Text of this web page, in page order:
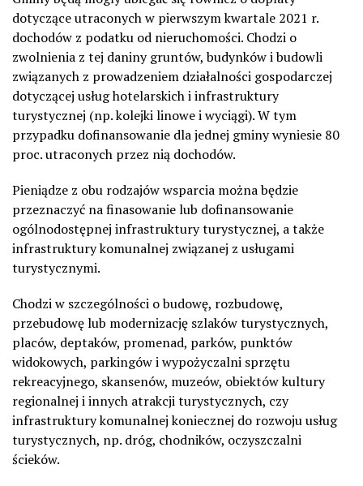
dotyczące utraconych w pierwszym kwartale 2021 r.
dochodów z podatku od nieruchomości. Chodzi o
zwolnienia z tej daniny gruntów, budynków i budowli
związanych z prowadzeniem działalności gospodarczej
dotyczącej usług hotelarskich i infrastruktury
turystycznej (np. kolejki linowe i wyciągi). W tym
przypadku dofinansowanie dla jednej gminy wyniesie 80
proc. utraconych przez nią dochodów.
Pieniądze z obu rodzajów wsparcia można będzie
przeznaczyć na finasowanie lub dofinansowanie
ogólnodostępnej infrastruktury turystycznej, a także
infrastruktury komunalnej związanej z usługami
turystycznymi.
Chodzi w szczególności o budowę, rozbudowę,
przebudowę lub modernizację szlaków turystycznych,
placów, deptaków, promenad, parków, punktów
widokowych, parkingów i wypożyczalni sprzętu
rekreacyjnego, skansenów, muzeów, obiektów kultury
regionalnej i innych atrakcji turystycznych, czy
infrastruktury komunalnej koniecznej do rozwoju usług
turystycznych, np. dróg, chodników, oczyszczalni
ścieków.